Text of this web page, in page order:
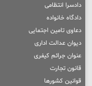
دادسرا انتظامی
دادگاه خانواده
دعاوی تامین اجتمایی
دیوان عدالت اداری
عنوان جرائم کیفری
قانون تجارت
قوانین کشورها